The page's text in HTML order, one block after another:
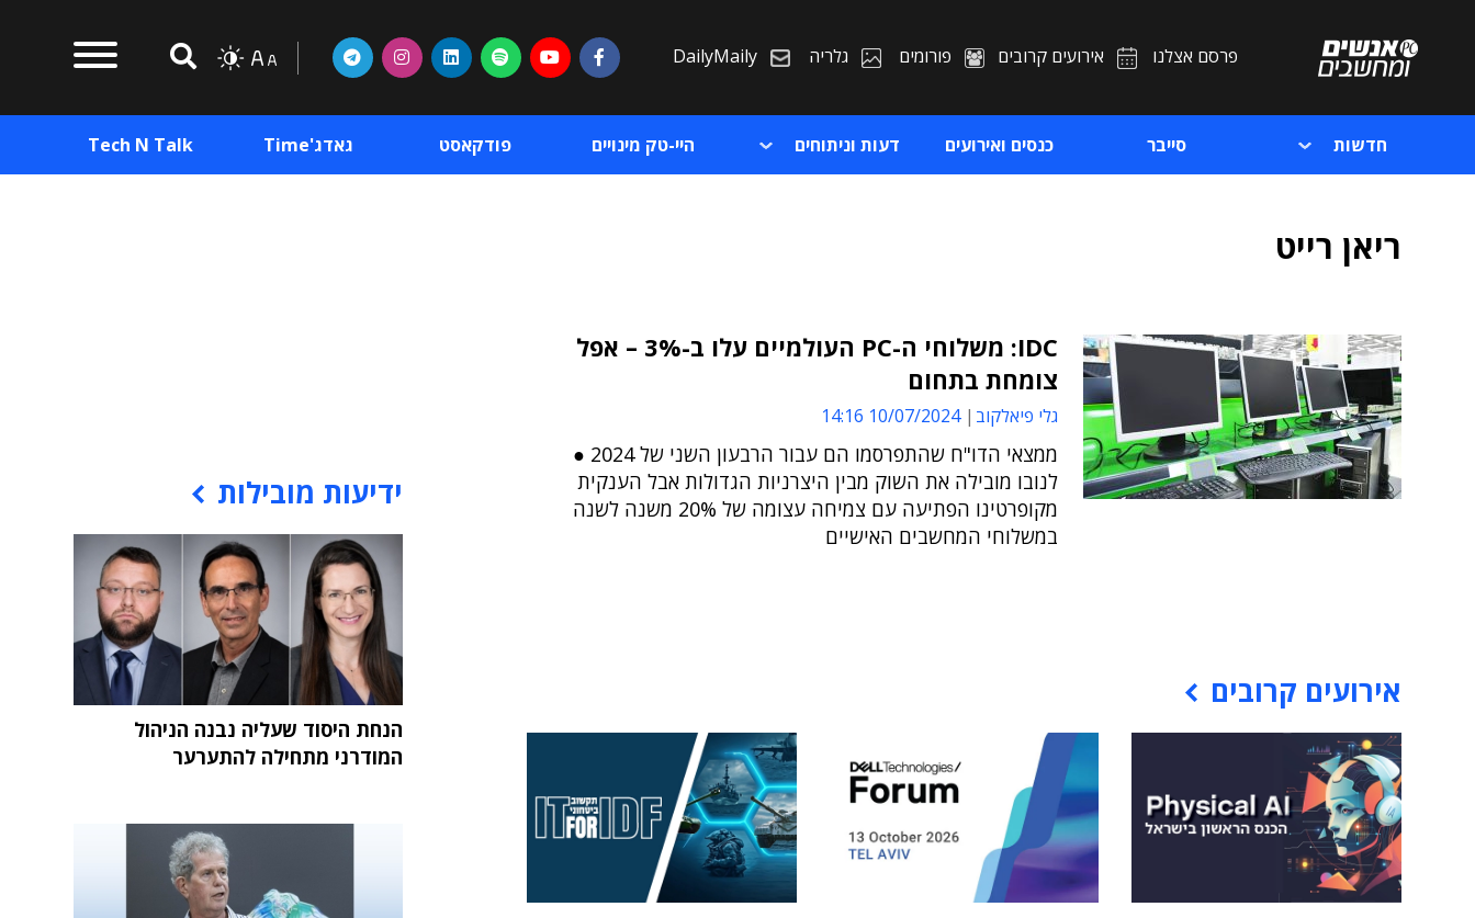
פרסם אצלנו אירועים קרובים פורומים גלריה DailyMaily
חדשות סייבר כנסים ואירועים דעות וניתוחים היי-טק מינויים פודקאסט גאדג'Time Tech N Talk
ריאן רייט
IDC: משלוחי ה-PC העולמיים עלו ב-3% – אפל
צומחת בתחום
גלי פיאלקוב 10/07/2024 14:16
ממצאי הדו"ח שהתפרסמו הם עבור הרבעון השני של 2024 ●
לנובו מובילה את השוק מבין היצרניות הגדולות אבל הענקית
מקופרטינו הפתיעה עם צמיחה עצומה של 20% משנה לשנה
במשלוחי המחשבים האישיים
אירועים קרובים
ידיעות מובילות
הנחת היסוד שעליה נבנה הניהול
המודרני מתחילה להתערער